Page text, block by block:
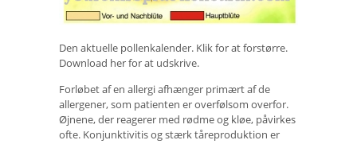
Den aktuelle pollenkalender. Klik for at forstørre.
Download her for at udskrive.
Forløbet af en allergi afhænger primært af de
allergener, som patienten er overfølsom overfor.
Øjnene, der reagerer med rødme og kløe, påvirkes
ofte. Konjunktivitis og stærk tåreproduktion er